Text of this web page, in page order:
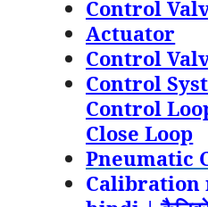
Control
Actuator
Control
Control
Control
Close Loop
Pneumatic
Calibration